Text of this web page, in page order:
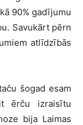
90% gadījumu
Savukārt pērn
atlīdzībās
šogad esam
ērču izraisītu
bija Laimas